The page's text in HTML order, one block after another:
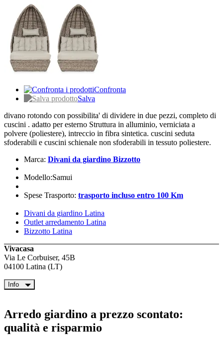
Confronta
Salva
divano rotondo con possibilita' di dividere in due pezzi, completo di
cuscini . adatto per esterno Struttura in alluminio, verniciata a
polvere (poliestere), intreccio in fibra sintetica. cuscini seduta
sfoderabili e cuscini schienale non sfoderabili in tessuto poliestere.
Marca: Divani da giardino Bizzotto
Modello:Samui
Spese Trasporto: trasporto incluso entro 100 Km
Divani da giardino Latina
Outlet arredamento Latina
Bizzotto Latina
Vivacasa
Via Le Corbuiser, 45B
04100 Latina (LT)
Info
Arredo giardino a prezzo scontato:
qualità e risparmio